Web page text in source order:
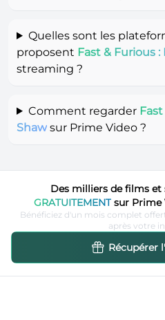
Quelles sont les
proposent Fast & Furious
streaming ?
Comment regarder
Shaw sur Prime Video ?
Des milliers de films et
GRATUITEMENTsur Prime
Bénéficiez d'un mois complet
après votre
Récupérer